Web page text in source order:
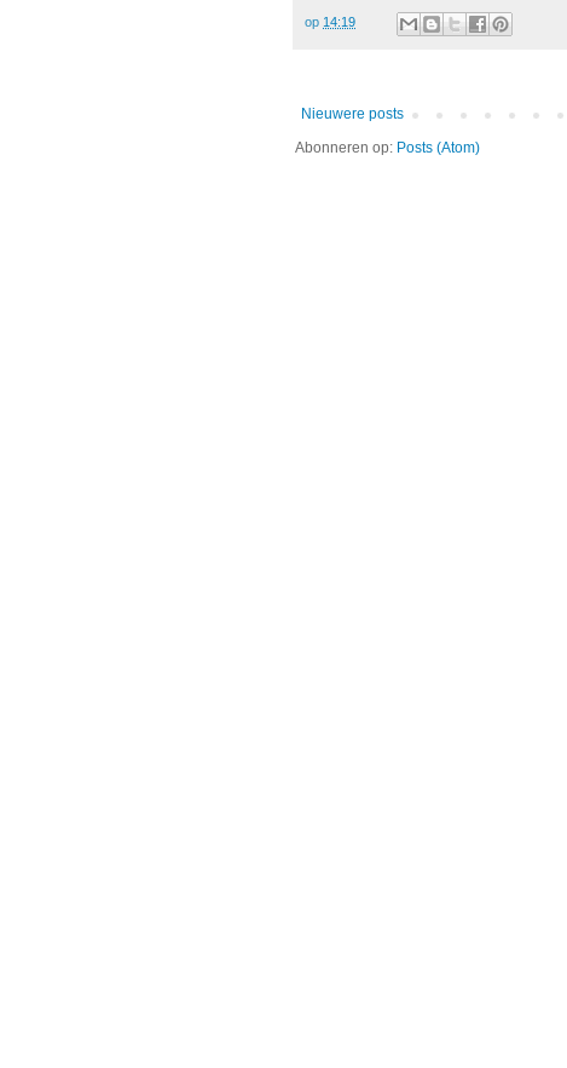
op 14:19
Nieuwere posts
Abonneren op: Posts (Atom)